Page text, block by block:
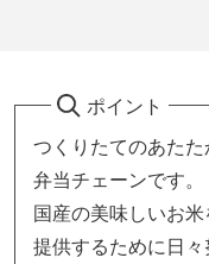
ポイント
つくりたてのあた
弁当チェーンです。
国産の美味しいお
提供するために日々